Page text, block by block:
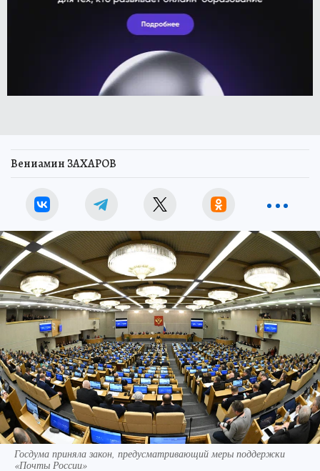
Вениамин ЗАХАРОВ
Госдума приняла закон, предусматривающий меры поддержки
«Почты России»